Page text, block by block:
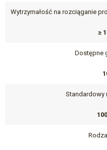
Wytrzymałość na rozciąganie
≥
Dostępne
Standardowy